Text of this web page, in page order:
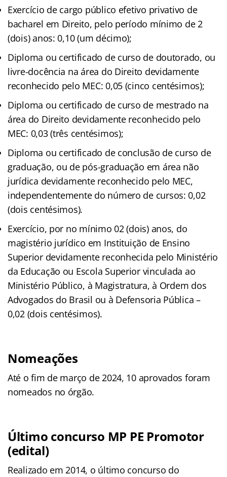
Exercício de cargo público efetivo privativo de
bacharel em Direito, pelo período mínimo de 2
(dois) anos: 0,10 (um décimo);
Diploma ou certificado de curso de doutorado, ou
livre-docência na área do Direito devidamente
reconhecido pelo MEC: 0,05 (cinco centésimos);
Diploma ou certificado de curso de mestrado na
área do Direito devidamente reconhecido pelo
MEC: 0,03 (três centésimos);
Diploma ou certificado de conclusão de curso de
graduação, ou de pós-graduação em área não
jurídica devidamente reconhecido pelo MEC,
independentemente do número de cursos: 0,02
(dois centésimos).
Exercício, por no mínimo 02 (dois) anos, do
magistério jurídico em Instituição de Ensino
Superior devidamente reconhecida pelo Ministério
da Educação ou Escola Superior vinculada ao
Ministério Público, à Magistratura, à Ordem dos
Advogados do Brasil ou à Defensoria Pública –
0,02 (dois centésimos).
Nomeações
Até o fim de março de 2024, 10 aprovados foram
nomeados no órgão.
Último concurso MP PE Promotor
(edital)
Realizado em 2014, o último concurso do